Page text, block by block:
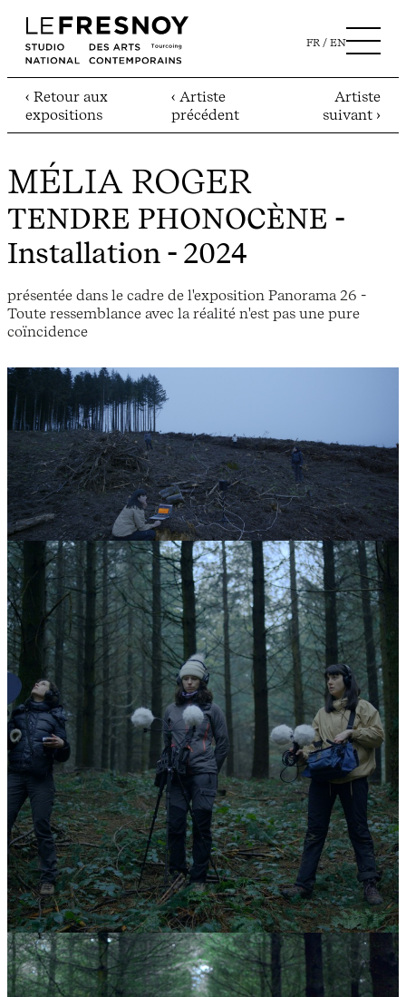
FR EN
‹ Retour aux
expositions
‹ Artiste
précédent
Artiste
suivant ›
MÉLIA ROGER
TENDRE PHONOCÈNE -
Installation - 2024
présentée dans le cadre de l'exposition Panorama 26 -
Toute ressemblance avec la réalité n'est pas une pure
coïncidence